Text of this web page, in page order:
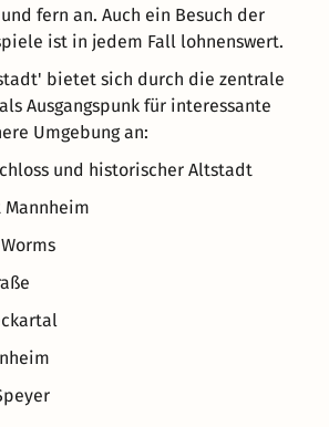
fern an. Auch ein Besuch der
ist in jedem Fall lohnenswert.
bietet sich durch die zentrale
Ausgangspunk für interessante
Umgebung an:
und historischer Altstadt